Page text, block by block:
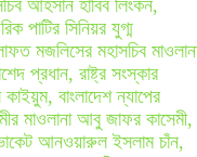
আহসান হাবিব লিংকন,
পাটির সিনিয়র যুগ্ম
মজলিসের মহাসচিব
প্রধান, রাষ্ট্র সংস্কার
বাংলাদেশ ন্যাপের
মাওলানা আবু জাফর কাসেমী,
আনওয়ারুল ইসলাম চাঁন,